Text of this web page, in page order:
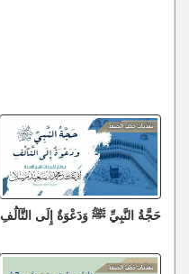
حَجَّةُ النَّبِيِّ ﷺ وَدَعْوَةٌ إِلَى التَّآلُفِ